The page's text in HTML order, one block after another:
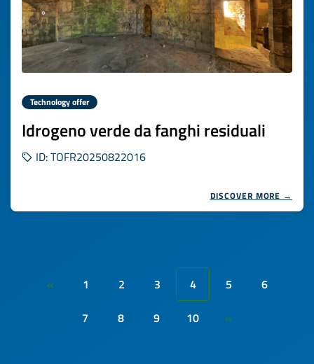
Technology offer
Idrogeno verde da fanghi residuali
ID: TOFR20250822016
DISCOVER MORE →
« 1 2 3 4 5
6
7
8 9 10 »